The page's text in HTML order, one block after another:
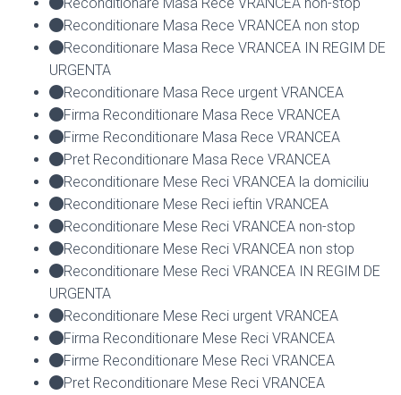
Reconditionare Masa Rece VRANCEA non stop
Reconditionare Masa Rece VRANCEA IN REGIM DE
URGENTA
Reconditionare Masa Rece urgent VRANCEA
Firma Reconditionare Masa Rece VRANCEA
Firme Reconditionare Masa Rece VRANCEA
Pret Reconditionare Masa Rece VRANCEA
Reconditionare Mese Reci VRANCEA la domiciliu
Reconditionare Mese Reci ieftin VRANCEA
Reconditionare Mese Reci VRANCEA non-stop
Reconditionare Mese Reci VRANCEA non stop
Reconditionare Mese Reci VRANCEA IN REGIM DE
URGENTA
Reconditionare Mese Reci urgent VRANCEA
Firma Reconditionare Mese Reci VRANCEA
Firme Reconditionare Mese Reci VRANCEA
Pret Reconditionare Mese Reci VRANCEA